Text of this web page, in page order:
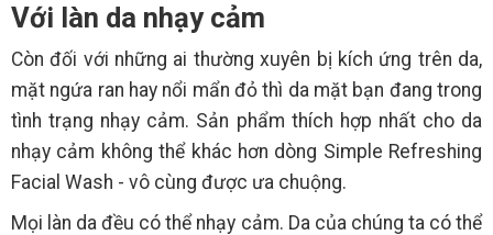
Với làn da nhạy cảm
Còn đối với những ai thường xuyên bị kích ứng trên da,
mặt ngứa ran hay nổi mẩn đỏ thì da mặt bạn đang trong
tình trạng nhạy cảm. Sản phẩm thích hợp nhất cho da
nhạy cảm không thể khác hơn dòng Simple Refreshing
Facial Wash - vô cùng được ưa chuộng.
Mọi làn da đều có thể nhạy cảm. Da của chúng ta có thể